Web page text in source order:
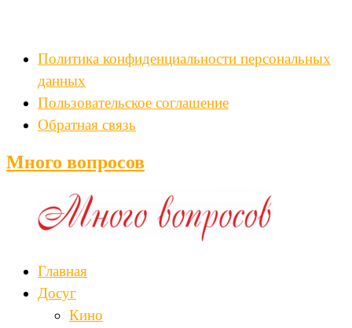
Политика конфиденциальности персональных
данных
Пользовательское соглашение
Обратная связь
Много вопросов
Главная
Досуг
Кино